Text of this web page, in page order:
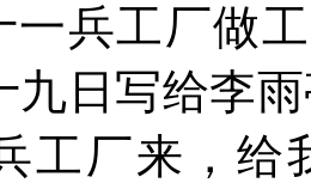
一兵工厂做
九日写给李
工厂来，给